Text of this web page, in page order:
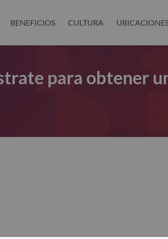
BENEFICIOS CULTURA
para obtener